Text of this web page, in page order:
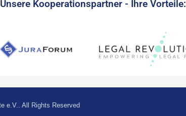
Unsere Kooperationspartner - Ihre Vorteile:
e.V.. All Rights Reserved